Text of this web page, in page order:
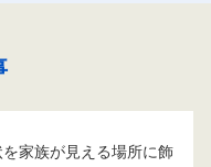
家族が見える場所に飾